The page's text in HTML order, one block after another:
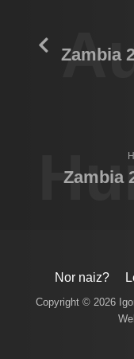
Zambia
Nor naiz?
Copyright © 2026